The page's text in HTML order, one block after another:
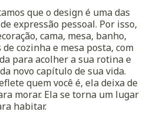
que o design é uma das
expressão pessoal. Por isso,
cama, mesa, banho,
cozinha e mesa posta, com
para acolher a sua rotina e
novo capítulo de sua vida.
quem você é, ela deixa de
morar. Ela se torna um lugar
habitar.